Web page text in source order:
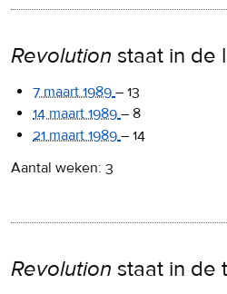
Revolution staat in de
7 maart 1989 – 13
14 maart 1989 – 8
21 maart 1989 – 14
Aantal weken: 3
Revolution staat in de